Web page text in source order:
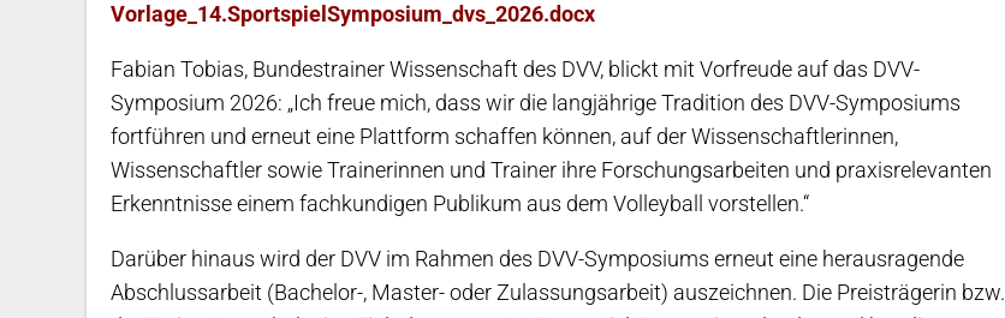
Vorlage_14.SportspielSymposium_dvs_2026.docx
Fabian Tobias, Bundestrainer Wissenschaft des DVV, blickt mit Vorfreude auf das DVV-
Symposium 2026: „Ich freue mich, dass wir die langjährige Tradition des DVV-Symposiums
fortführen und erneut eine Plattform schaffen können, auf der Wissenschaftlerinnen,
Wissenschaftler sowie Trainerinnen und Trainer ihre Forschungsarbeiten und praxisrelevanten
Erkenntnisse einem fachkundigen Publikum aus dem Volleyball vorstellen.“
Darüber hinaus wird der DVV im Rahmen des DVV-Symposiums erneut eine herausragende
Abschlussarbeit (Bachelor-, Master- oder Zulassungsarbeit) auszeichnen. Die Preisträgerin bzw.